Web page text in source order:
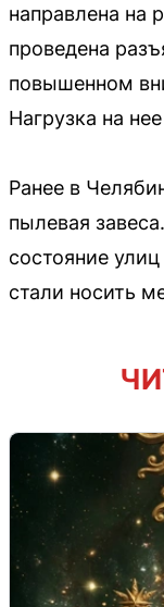
направлена на
проведена
повышенном
Нагрузка на
Ранее в
пылевая
состояние
стали носить